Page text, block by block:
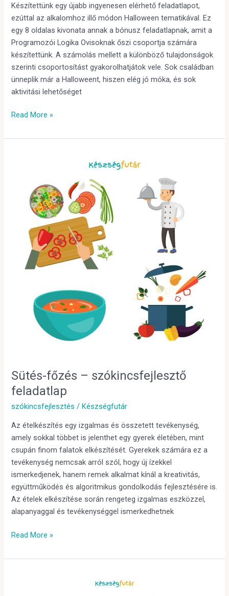
Készítettünk egy újabb ingyenesen elérhető feladatlapot,
ezúttal az alkalomhoz illő módon Halloween tematikával. Ez
egy 8 oldalas kivonata annak a bónusz feladatlapnak, amit a
Programozói Logika Ovisoknak őszi csoportja számára
készítettünk. A számolás mellett a különböző tulajdonságok
szerinti csoportosítást gyakorolhatjátok vele. Sok családban
ünneplik már a Halloweent, hiszen elég jó móka, és sok
aktivitási lehetőséget
Read More »
Sütés-főzés – szókincsfejlesztő
feladatlap
szókincsfejlesztés /Készségfutár
Az ételkészítés egy izgalmas és összetett tevékenység,
amely sokkal többet is jelenthet egy gyerek életében, mint
csupán finom falatok elkészítését. Gyerekek számára ez a
tevékenység nemcsak arról szól, hogy új ízekkel
ismerkedjenek, hanem remek alkalmat kínál a kreativitás,
együttműködés és algoritmikus gondolkodás fejlesztésére is.
Az ételek elkészítése során rengeteg izgalmas eszközzel,
alapanyaggal és tevékenységgel ismerkedhetnek
szókincsfejlesztő
feladatlap
Read More »